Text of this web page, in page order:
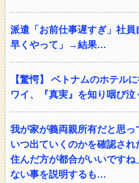
派遣「お前仕事遅すぎ」社
早くやって」→結果…
【驚愕】 ベトナムのホテル
ワイ、『真実』を知り咽び泣
我が家が義両親所有だと思
いつ出ていくのかを確認さ
住んだ方が都合がいいです
ない事を説明するも…